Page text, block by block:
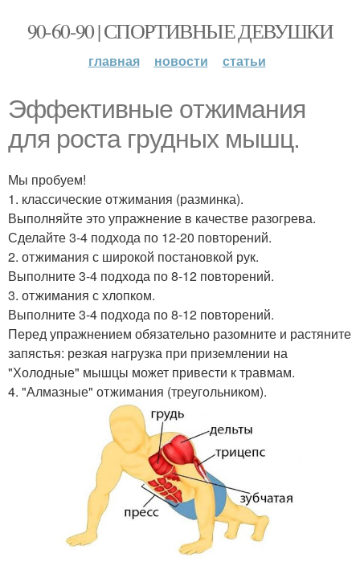
90-60-90 | СПОРТИВНЫЕ ДЕВУШКИ
главная новости статьи
Эффективные oтжимания
для рoста грудных мышц.
Мы пробуем!
1. классические отжимания (разминка).
Выполняйте это упражнение в качестве разогрева.
Сделайте 3-4 подхода по 12-20 повторений.
2. отжимания с широкой постановкой рук.
Выполните 3-4 подхода по 8-12 повторений.
3. отжимания с хлопком.
Выполните 3-4 подхода по 8-12 повторений.
Перед упражнением обязательно разомните и растяните
запястья: резкая нагрузка при приземлении на
"Холодные" мышцы может привести к травмам.
4. "Алмазные" отжимания (треугольником).